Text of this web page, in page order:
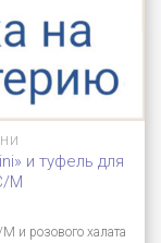
и туфель для
M
и розового халата